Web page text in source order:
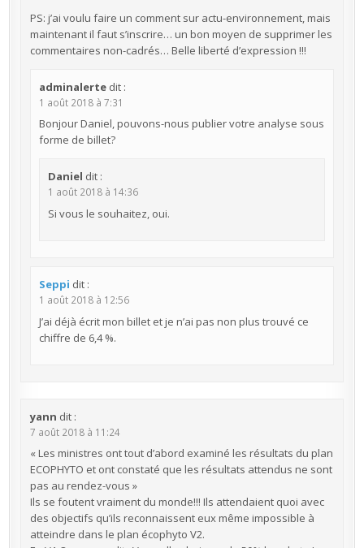
PS: j’ai voulu faire un comment sur actu-environnement, mais
maintenant il faut s’inscrire… un bon moyen de supprimer les
commentaires non-cadrés… Belle liberté d’expression !!!
adminalerte dit :
1 août 2018 à 7:31
Bonjour Daniel, pouvons-nous publier votre analyse sous
forme de billet?
Daniel dit :
1 août 2018 à 14:36
Si vous le souhaitez, oui.
Seppi dit :
1 août 2018 à 12:56
J’ai déjà écrit mon billet et je n’ai pas non plus trouvé ce
chiffre de 6,4 %.
yann dit :
7 août 2018 à 11:24
« Les ministres ont tout d’abord examiné les résultats du plan
ECOPHYTO et ont constaté que les résultats attendus ne sont
pas au rendez-vous »
Ils se foutent vraiment du monde!!! Ils attendaient quoi avec
des objectifs qu’ils reconnaissent eux même impossible à
atteindre dans le plan écophyto V2.